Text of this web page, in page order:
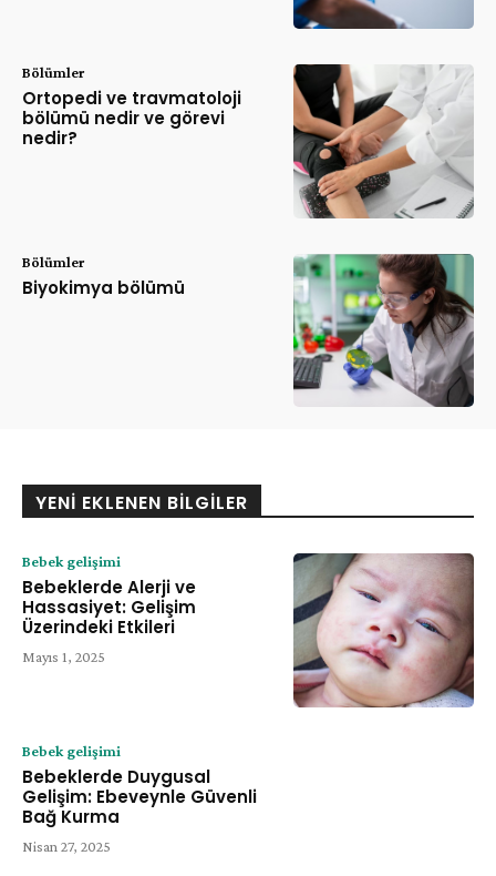
Bölümler
Ortopedi ve travmatoloji
bölümü nedir ve görevi
nedir?
Bölümler
Biyokimya bölümü
YENI EKLENEN BILGILER
Bebek gelişimi
Bebeklerde Alerji ve
Hassasiyet: Gelişim
Üzerindeki Etkileri
Mayıs 1, 2025
Bebek gelişimi
Bebeklerde Duygusal
Gelişim: Ebeveynle Güvenli
Bağ Kurma
Nisan 27, 2025